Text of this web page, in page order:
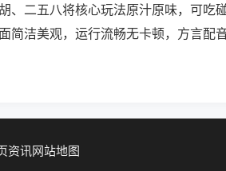
、二五八将核心玩法原汁原味，可吃
洁美观，运行流畅无卡顿，方言配音
资讯网站地图